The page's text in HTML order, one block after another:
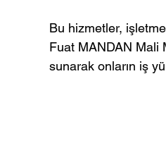
Bu hizmetler,
Fuat MANDAN Mali
sunarak onların iş